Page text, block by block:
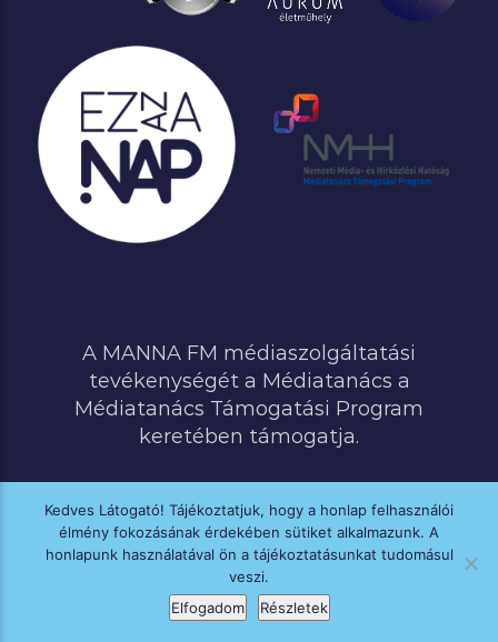
A MANNA FM médiaszolgáltatási
tevékenységét a Médiatanács a
Médiatanács Támogatási Program
keretében támogatja.
MINDEN JOG FENNTARTVA © 2020 MANNA FM
Kedves Látogató! Tájékoztatjuk, hogy a honlap felhasználói
élmény fokozásának érdekében sütiket alkalmazunk. A
honlapunk használatával ön a tájékoztatásunkat tudomásul
veszi.
Elfogadom
Részletek